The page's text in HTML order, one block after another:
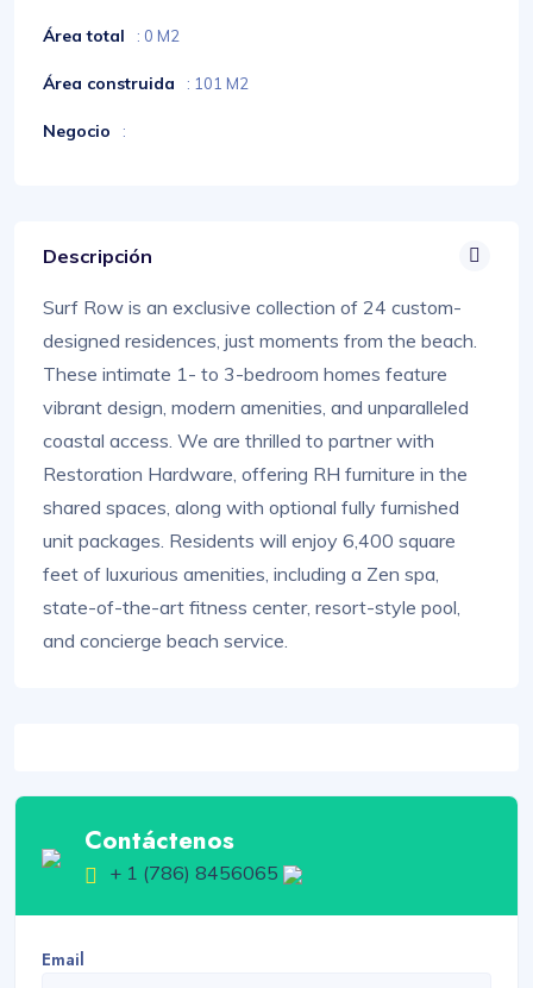
Área total : 0 M2
Área construida : 101 M2
Negocio :
Descripción
Surf Row is an exclusive collection of 24 custom-
designed residences, just moments from the beach.
These intimate 1- to 3-bedroom homes feature
vibrant design, modern amenities, and unparalleled
coastal access. We are thrilled to partner with
Restoration Hardware, offering RH furniture in the
shared spaces, along with optional fully furnished
unit packages. Residents will enjoy 6,400 square
feet of luxurious amenities, including a Zen spa,
state-of-the-art fitness center, resort-style pool,
and concierge beach service.
Contáctenos
+ 1 (786) 8456065
Email